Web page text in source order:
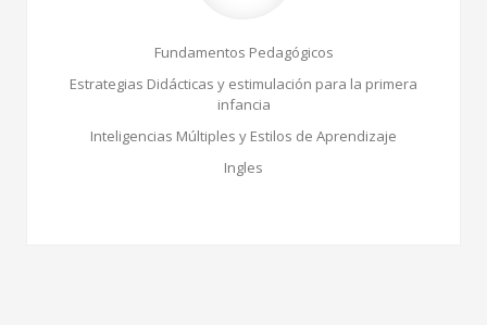
Fundamentos Pedagógicos
Estrategias Didácticas y estimulación para la primera
infancia
Inteligencias Múltiples y Estilos de Aprendizaje
Ingles